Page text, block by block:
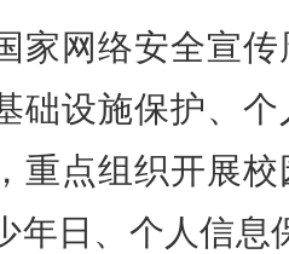
家网络安全宣
础设施保护、
重点组织开展
年日、个人信